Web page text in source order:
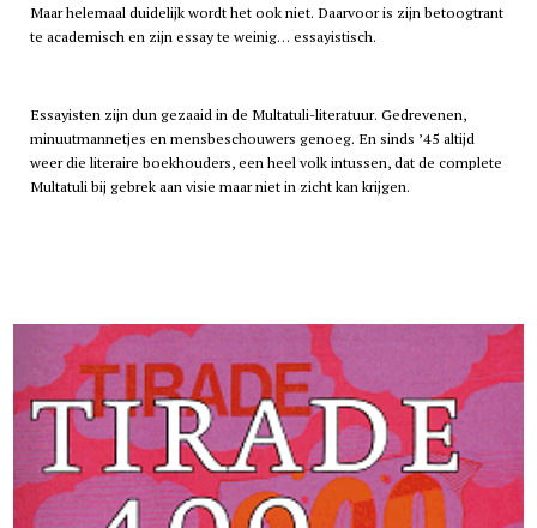
Maar helemaal duidelijk wordt het ook niet. Daarvoor is zijn betoogtrant
te academisch en zijn essay te weinig… essayistisch.
Essayisten zijn dun gezaaid in de Multatuli-literatuur. Gedrevenen,
minuutmannetjes en mensbeschouwers genoeg. En sinds ’45 altijd
weer die literaire boekhouders, een heel volk intussen, dat de complete
Multatuli bij gebrek aan visie maar niet in zicht kan krijgen.